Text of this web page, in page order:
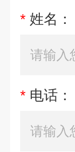
* 姓名：
* 电话：